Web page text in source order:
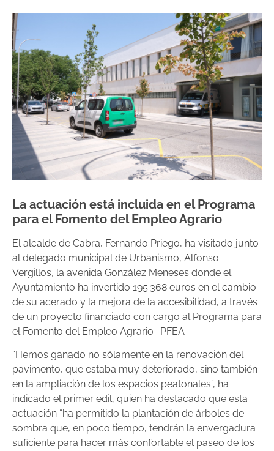
La actuación está incluida en el Programa
para el Fomento del Empleo Agrario
El alcalde de Cabra, Fernando Priego, ha visitado junto
al delegado municipal de Urbanismo, Alfonso
Vergillos, la avenida González Meneses donde el
Ayuntamiento ha invertido 195.368 euros en el cambio
de su acerado y la mejora de la accesibilidad, a través
de un proyecto financiado con cargo al Programa para
el Fomento del Empleo Agrario -PFEA-.
“Hemos ganado no sólamente en la renovación del
pavimento, que estaba muy deteriorado, sino también
en la ampliación de los espacios peatonales”, ha
indicado el primer edil, quien ha destacado que esta
actuación “ha permitido la plantación de árboles de
sombra que, en poco tiempo, tendrán la envergadura
suficiente para hacer más confortable el paseo de los